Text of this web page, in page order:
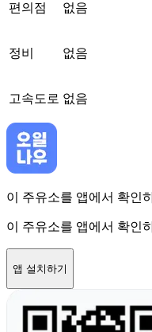
편의점 없음
정비 없음
고속도로 없음
이 주유소를 앱에서 확인
이 주유소를 앱에서 확인
앱 설치하기